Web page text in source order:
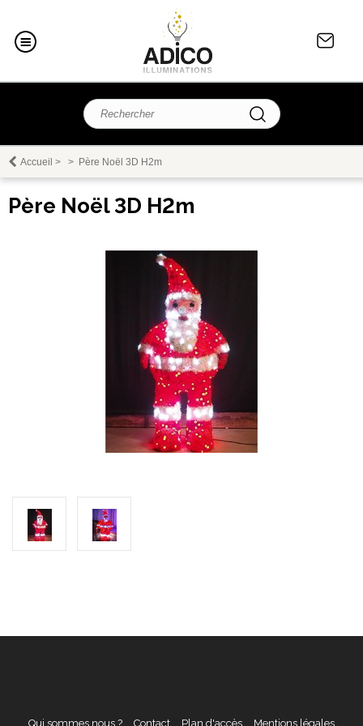
Accueil > > Père Noël 3D H2m
Père Noël 3D H2m
Qui sommes nous ? Contact Plan d'accès Mentions légales